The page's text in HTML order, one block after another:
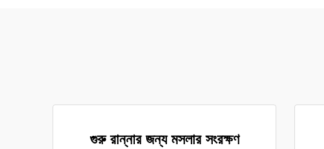
গুরু রান্নার জন্য মসলার সংরক্ষণ